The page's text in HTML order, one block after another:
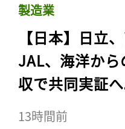
製造業
【日本】日立
JAL、海洋から
収で共同実証
13時間前